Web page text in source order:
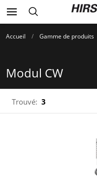
Accueil Gamme de produits
Modul CW
Trouvé: 3